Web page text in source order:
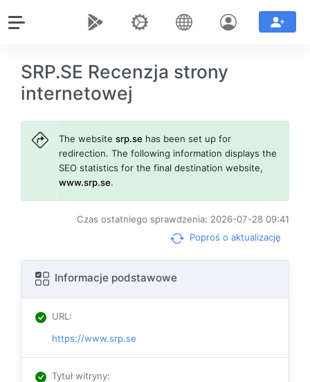
SRP.SE Recenzja strony
internetowej
The websitesrp.se has been set up for
redirection. The following information displays the
SEO statistics for the final destination website,
www.srp.se.
Czas ostatniego sprawdzenia: 2026-07-28 09:41
Poproś o aktualizację
Informacje podstawowe
URL :
https://www.srp.se
Tytuł witryny: